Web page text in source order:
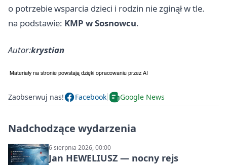
o potrzebie wsparcia dzieci i rodzin nie zginął w tle.
na podstawie: KMP w Sosnowcu.
Autor:krystian
Zaobserwuj nas! Facebook Google News
Nadchodzące wydarzenia
6 sierpnia 2026, 00:00
Jan HEWELIUSZ — nocny rejs